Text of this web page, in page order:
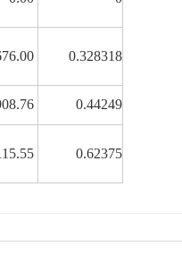
0.328318
0.44249
0.62375